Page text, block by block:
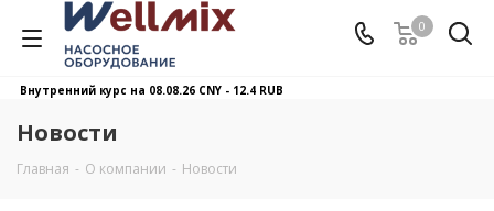
0
Внутренний курс на 08.08.26 CNY - 12.4 RUB
Новости
Главная - О компании - Новости